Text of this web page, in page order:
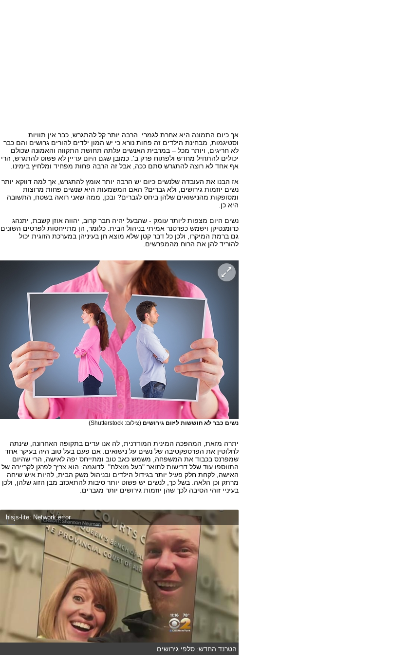
אך כיום התמונה היא אחרת לגמרי. הרבה יותר קל להתגרש, כבר אין תוויות
וסטיגמות, מבחינת הילדים זה פחות נורא כי יש המון ילדים להורים גרושים והם כבר
לא חריגים, ויותר מכל – במרבית האנשים עלתה תחושת התקווה והאמונה שכולם
יכולים להתחיל מחדש ולפתוח פרק ב'. כמובן שגם היום עדיין לא פשוט להתגרש, הרי
אף אחד לא רוצה להתגרש סתם ככה, אבל זה הרבה פחות מפחיד ומלחיץ בימינו.
אז הבנו את העובדה שלנשים כיום יש הרבה יותר אומץ להתגרש, אך למה דווקא יותר
נשים יוזמות גירושים, ולא גברים? האם המשמעות היא שנשים פחות מרוצות
ומסופקות מהנישואים שלהן ביחס לגברים? ובכן, ממה שאני רואה בשטח, התשובה
היא כן.
נשים היום מצפות ליותר עומק - שהבעל יהיה חבר קרוב, יהווה אוזן קשבת, יתנהג
כרומנטיקן וישמש כפרטנר אמיתי בניהול הבית. כלומר, הן מתייחסות לפרטים השונים
גם ברמת המיקרו, ולכן כל דבר קטן שלא מוצא חן בעיניהן במערכת הזוגית יכול
להוריד להן את הרוח מהמפרשים.
נשים כבר לא חוששות ליזום גירושים (צילום: Shutterstock)
יתרה מזאת, המהפכה המינית המודרנית, לה אנו עדים בתקופה האחרונה, שינתה
לחלוטין את הפרספקטיבה של נשים על נישואים. אם פעם בעל טוב היה בעיקר אחד
שמפרנס בכבוד את המשפחה, משמש כאב טוב ומתייחס יפה לאישה, הרי שהיום
התווספו עוד שלל דרישות לתואר "בעל מוצלח". לדוגמה: הוא צריך לפרגן לקריירה של
האישה, לקחת חלק פעיל יותר בגידול הילדים ובניהול משק הבית, להיות איש שיחה
מרתק וכן הלאה. בשל כך, לנשים יש פשוט יותר סיבות להתאכזב מבן הזוג שלהן, ולכן
בעיניי זוהי הסיבה לכך שהן יוזמות גירושים יותר מגברים.
hlsjs-lite: Network error
הטרנד החדש: סלפי גירושים